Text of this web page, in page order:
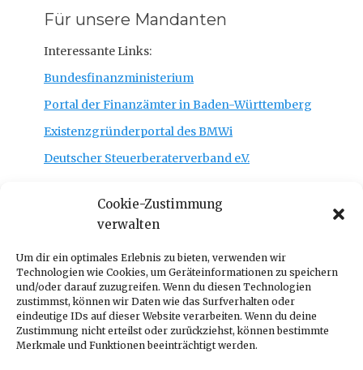
Cookie-Zustimmung
verwalten
Um dir ein optimales Erlebnis zu bieten, verwenden wir
Technologien wie Cookies, um Geräteinformationen zu speichern
und/oder darauf zuzugreifen. Wenn du diesen Technologien
zustimmst, können wir Daten wie das Surfverhalten oder
eindeutige IDs auf dieser Website verarbeiten. Wenn du deine
Zustimmung nicht erteilst oder zurückziehst, können bestimmte
Merkmale und Funktionen beeinträchtigt werden.
Für unsere Mandanten
Interessante Links:
Bundesfinanzministerium
Portal der Finanzämter in Baden-Württemberg
Existenzgründerportal des BMWi
Deutscher Steuerberaterverband e.V.